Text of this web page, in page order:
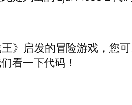
》启发的冒险游戏，您
看一下代码！